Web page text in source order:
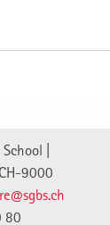
|
9000
80